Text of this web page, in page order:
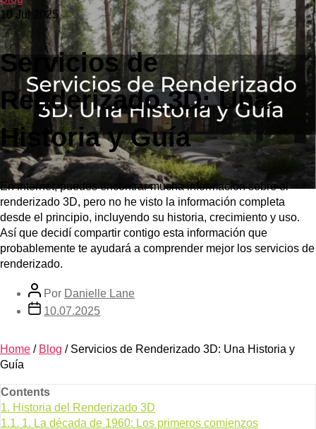
10 Jul 2025
Servicios de
Renderizado 3D: Una
Historia y Guía
En internet, puedes encontrar mucha información sobre el
renderizado 3D, pero no he visto la información completa
desde el principio, incluyendo su historia, crecimiento y uso.
Así que decidí compartir contigo esta información que
probablemente te ayudará a comprender mejor los servicios de
renderizado.
Por Danielle Lane
10.07.2025
Home / Blog / Servicios de Renderizado 3D: Una Historia y
Guía
Contents
1. Historia del Renderizado 3D
1.1. 1. La década de 1960: Los primeros comienzos